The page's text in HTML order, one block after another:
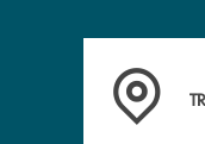
Accedi